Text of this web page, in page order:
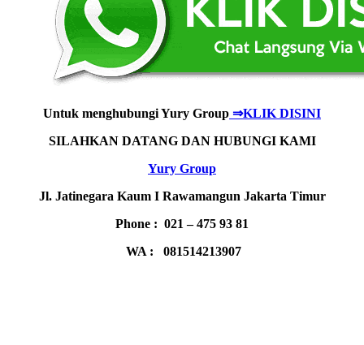
Untuk menghubungi Yury Group ⇒KLIK DISINI
SILAHKAN DATANG DAN HUBUNGI KAMI
Yury Group
Jl. Jatinegara Kaum I Rawamangun Jakarta Timur
Phone : 021 – 475 93 81
WA : 081514213907